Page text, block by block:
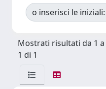
o inserisci le iniziali:
Mostrati risultati da 1 a
1 di 1